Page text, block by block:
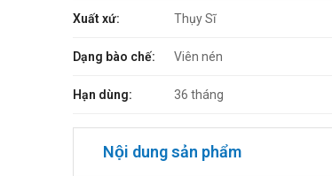
Xuất xứ: Thụy Sĩ
Dạng bào chế: Viên nén
Hạn dùng: 36 tháng
Nội dung sản phẩm